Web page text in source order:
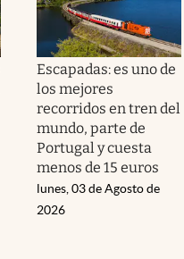
Escapadas: es uno de
los mejores
recorridos en tren del
mundo, parte de
Portugal y cuesta
menos de 15 euros
lunes, 03 de Agosto de
2026